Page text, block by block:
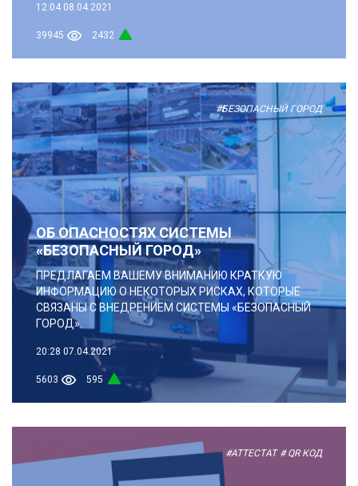
12:04 08.04.2021
39945 2432
#БЕЗОПАСНЫЙ ГОРОД
ОБ ОПАСНОСТЯХ СИСТЕМЫ
«БЕЗОПАСНЫЙ ГОРОД»
ПРЕДЛАГАЕМ ВАШЕМУ ВНИМАНИЮ КРАТКУЮ
ИНФОРМАЦИЮ О НЕКОТОРЫХ РИСКАХ, КОТОРЫЕ
СВЯЗАНЫ С ВНЕДРЕНИЕМ СИСТЕМЫ «БЕЗОПАСНЫЙ
ГОРОД».
20:28 07.04.2021
5603 595
#АТТЕСТАТ # QR КОД